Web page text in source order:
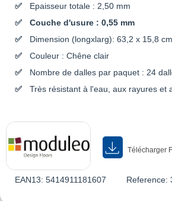
Epaisseur totale : 2,50 mm
Couche d'usure : 0,55 mm
Dimension (longxlarg): 63,2 x 15,8 cm
Couleur : Chêne clair
Nombre de dalles par paquet : 24
Très résistant à l'eau, aux rayures et
Télécharger
EAN13: 5414911181607 Reference: